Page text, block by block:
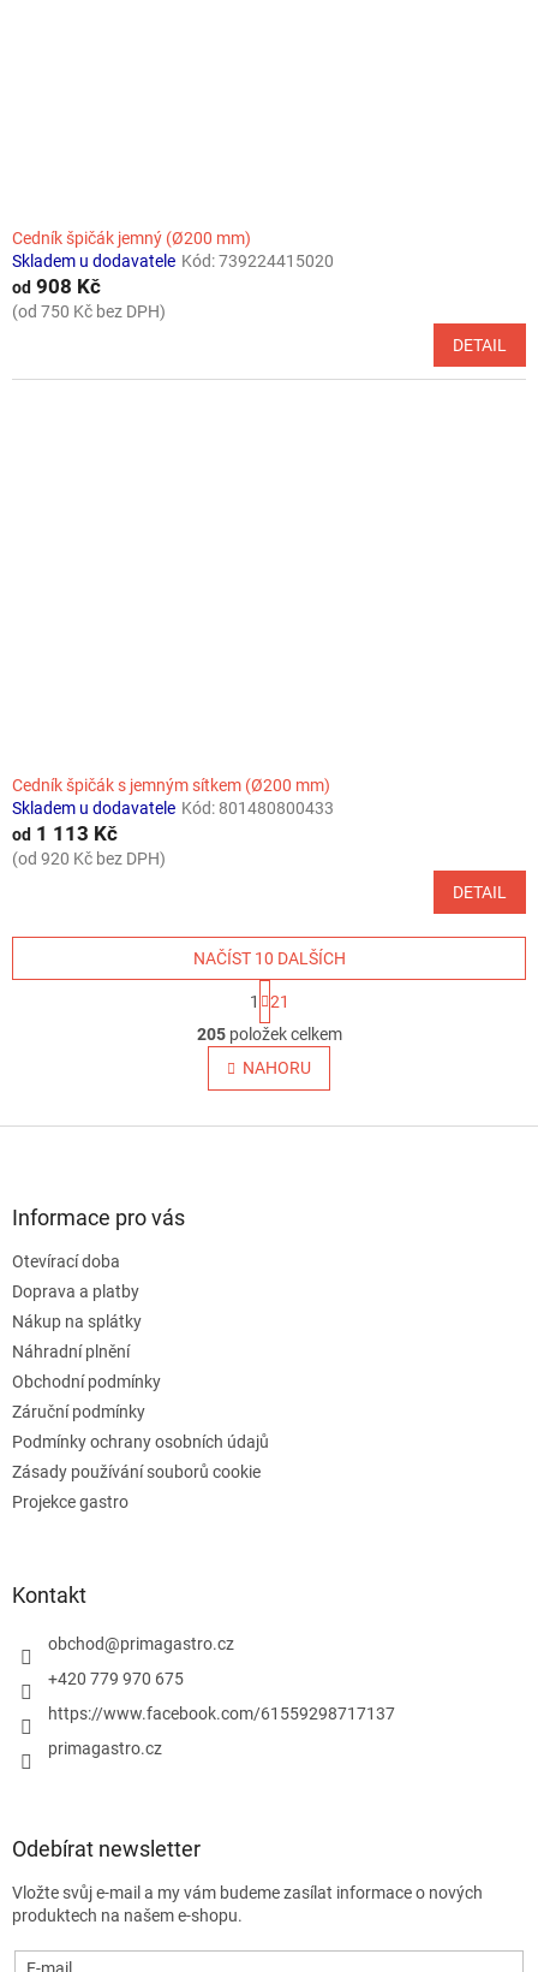
Cedník špičák jemný (Ø200 mm)
Skladem u dodavatele Kód:739224415020
od 908 Kč
(od 750 Kč bez DPH)
DETAIL
Cedník špičák s jemným sítkem (Ø200 mm)
Skladem u dodavatele Kód: 801480800433
od 1 113 Kč
(od 920 Kč bez DPH)
DETAIL
O
v
l
á
u
NAČÍST 10 DALŠÍCH
t
r
á
n
k
v
1
21
205položek celkem
NAHORU
Informace pro vás
Otevírací doba
Doprava a platby
Nákup na splátky
Náhradní plnění
Obchodní podmínky
Záruční podmínky
Podmínky ochrany osobních údajů
Zásady používání souborů cookie
Projekce gastro
Kontakt
obchod@primagastro.cz
+420 779 970 675
https://www.facebook.com/61559298717137
primagastro.cz
Odebírat newsletter
Vložte svůj e-mail a my vám budeme zasílat informace o nových
produktech na našem e-shopu.